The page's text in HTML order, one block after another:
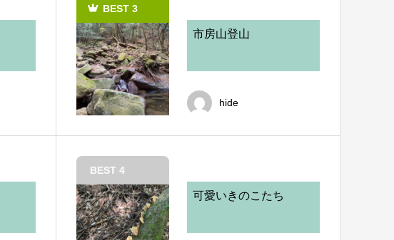
BEST 3
市房山登山
hide
BEST 4
可愛いきのこたち